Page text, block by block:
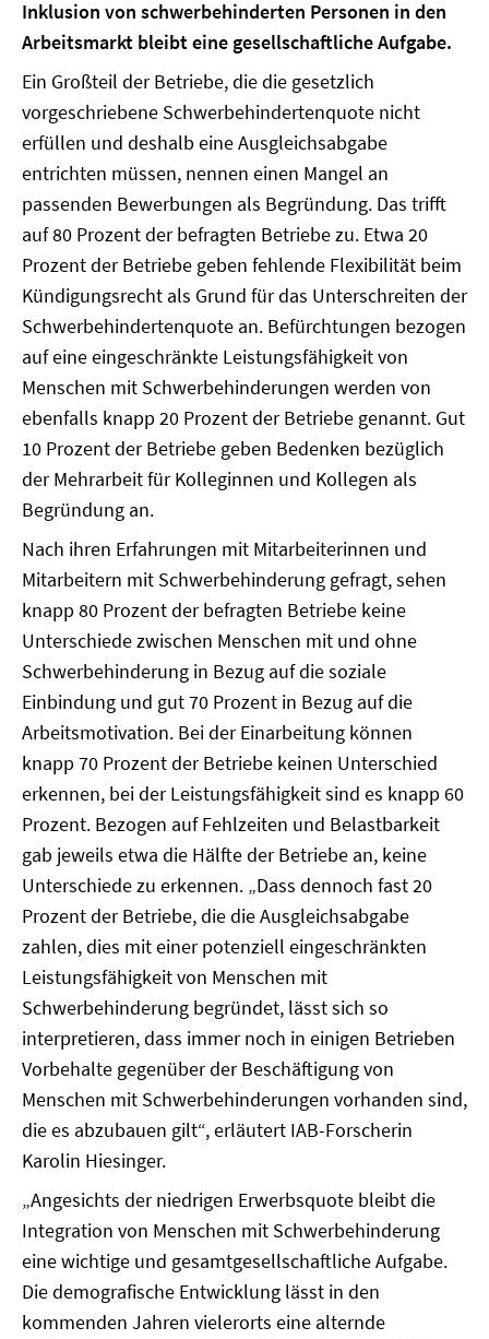
Inklusion von schwerbehinderten Personen in den
Arbeitsmarkt bleibt eine gesellschaftliche Aufgabe.
Ein Großteil der Betriebe, die die gesetzlich
vorgeschriebene Schwerbehindertenquote nicht
erfüllen und deshalb eine Ausgleichsabgabe
entrichten müssen, nennen einen Mangel an
passenden Bewerbungen als Begründung. Das trifft
auf 80 Prozent der befragten Betriebe zu. Etwa 20
Prozent der Betriebe geben fehlende Flexibilität beim
Kündigungsrecht als Grund für das Unterschreiten der
Schwerbehindertenquote an. Befürchtungen bezogen
auf eine eingeschränkte Leistungsfähigkeit von
Menschen mit Schwerbehinderungen werden von
ebenfalls knapp 20 Prozent der Betriebe genannt. Gut
10 Prozent der Betriebe geben Bedenken bezüglich
der Mehrarbeit für Kolleginnen und Kollegen als
Begründung an.
Nach ihren Erfahrungen mit Mitarbeiterinnen und
Mitarbeitern mit Schwerbehinderung gefragt, sehen
knapp 80 Prozent der befragten Betriebe keine
Unterschiede zwischen Menschen mit und ohne
Schwerbehinderung in Bezug auf die soziale
Einbindung und gut 70 Prozent in Bezug auf die
Arbeitsmotivation. Bei der Einarbeitung können
knapp 70 Prozent der Betriebe keinen Unterschied
erkennen, bei der Leistungsfähigkeit sind es knapp 60
Prozent. Bezogen auf Fehlzeiten und Belastbarkeit
gab jeweils etwa die Hälfte der Betriebe an, keine
Unterschiede zu erkennen. „Dass dennoch fast 20
Prozent der Betriebe, die die Ausgleichsabgabe
zahlen, dies mit einer potenziell eingeschränkten
Leistungsfähigkeit von Menschen mit
Schwerbehinderung begründet, lässt sich so
interpretieren, dass immer noch in einigen Betrieben
Vorbehalte gegenüber der Beschäftigung von
Menschen mit Schwerbehinderungen vorhanden sind,
die es abzubauen gilt“, erläutert IAB-Forscherin
Karolin Hiesinger.
„Angesichts der niedrigen Erwerbsquote bleibt die
Integration von Menschen mit Schwerbehinderung
eine wichtige und gesamtgesellschaftliche Aufgabe.
Die demografische Entwicklung lässt in den
kommenden Jahren vielerorts eine alternde